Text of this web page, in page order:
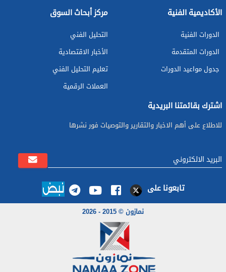
الأكاديمية الفنية
الدورات الفنية
الدورات المتقدمة
جدول مواعيد الدورات
مركز أبحاث السوق
التحليل الفني
الأخبار الاقتصادية
تعليم التحليل الفني
العملات الرقمية
اشترك بقائمتنا البريدية
للاطلاع على أهم الاخبار والتقارير والتوصيات فور نشرها
تابعونا على
نمازون © 2015 - 2026